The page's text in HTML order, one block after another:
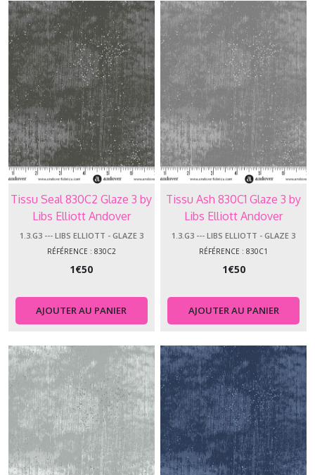
Tissu Seal 830C2 Glaze 3 by
Libs Elliott Andover
Makower
1.3.G3 --- LIBS ELLIOTT - GLAZE 3
RÉFÉRENCE : 830C2
1€50
AJOUTER AU PANIER
Tissu Ash 830C1 Glaze 3 by
Libs Elliott Andover
Makower
1.3.G3 --- LIBS ELLIOTT - GLAZE 3
RÉFÉRENCE : 830C1
1€50
AJOUTER AU PANIER